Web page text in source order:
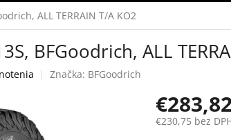
ALL TERRAIN T/A KO2
BFGoodrich, ALL
Značka: BFGoodrich
€230,75 bez